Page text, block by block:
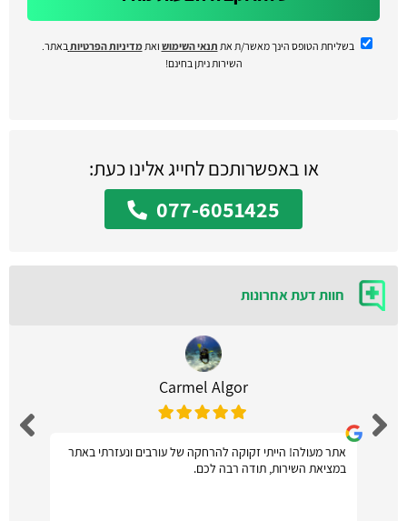
בשליחת הטופס הינך מאשר/ת את תנאי השימוש ואתמדיניות הפרטיות באתר.
השירות ניתן בחינם!
או באפשרותכם לחייג אלינו כעת:
077-6051425
חוות דעת אחרונות
Carmel Algor
אתר מעולה! הייתי זקוקה להרחקה של עורבים ונעזרתי באתר
במציאת השירות, תודה רבה לכם.